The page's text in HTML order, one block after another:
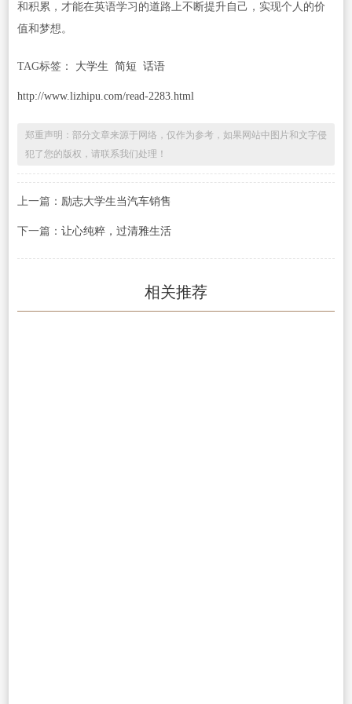
和积累，才能在英语学习的道路上不断提升自己，实现个人的价
值和梦想。
TAG标签： 大学生 简短 话语
http://www.lizhipu.com/read-2283.html
郑重声明：部分文章来源于网络，仅作为参考，如果网站中图片和文字侵
犯了您的版权，请联系我们处理！
上一篇： 励志大学生当汽车销售
下一篇： 让心纯粹，过清雅生活
相关推荐